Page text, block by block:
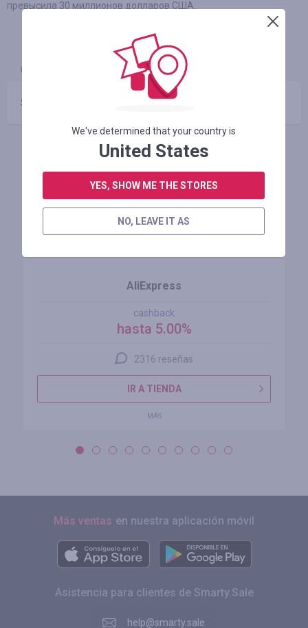
превысила 30 миллионов долларов США.
GARANTÍA CUPONES
Sin códigos promocionales
Tiendas similares
AliExpress
cashback
hasta 5.00%
2316 reseñas
IR A TIENDA
MÁS
Más ventas en nuestra aplicación móvil
Asistencia para clientes de Smarty.Sale
help@smarty.sale
We've determined that your country is
United States
YES, SHOW ME THE STORES
NO, LEAVE IT AS